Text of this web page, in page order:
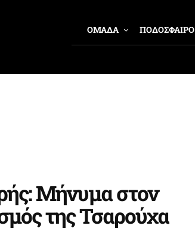
ΟΜΑΔΑ ΠΟΔΟΣΦΑΙΡΟ
Μήνυμα στον
της Τσαρούχα